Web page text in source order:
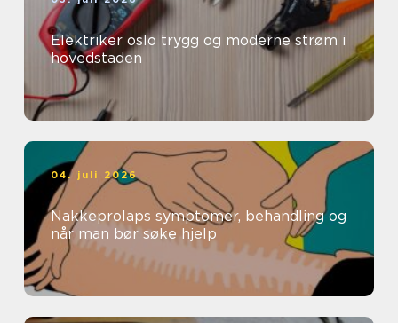
Elektriker oslo trygg og moderne strøm i
hovedstaden
04. juli 2026
Nakkeprolaps symptomer, behandling og
når man bør søke hjelp